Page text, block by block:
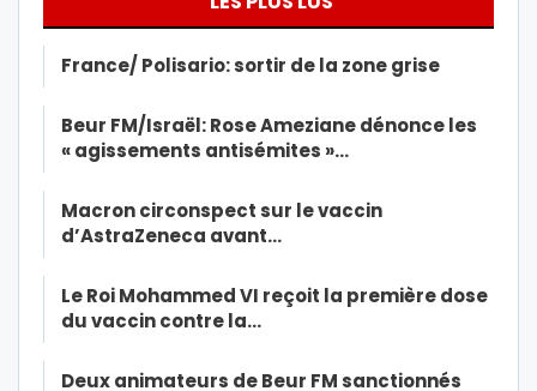
France/ Polisario: sortir de la zone grise
Beur FM/Israël: Rose Ameziane dénonce les
« agissements antisémites »…
Macron circonspect sur le vaccin
d’AstraZeneca avant…
Le Roi Mohammed VI reçoit la première dose
du vaccin contre la…
Deux animateurs de Beur FM sanctionnés